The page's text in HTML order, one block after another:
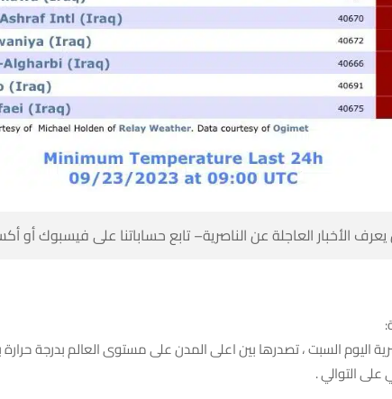
الأخبار العاجلة عن الناصرية– تابع حساباتنا على فيسبوك أو
على التوالي .